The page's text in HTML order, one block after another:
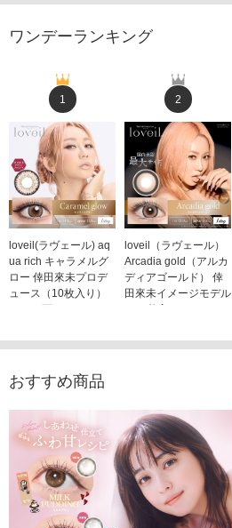
ワンデーランキング
1
loveil(ラヴェール) aq
ua rich キャラメルグ
ロー 倖田來未プロデ
ュース（10枚入り）
2
loveil（ラヴェール）
Arcadia gold（アルカ
ディアゴールド） 倖
田來未イメージモデル
（10枚入り）
おすすめ商品